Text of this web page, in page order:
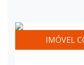
IMÓVEL